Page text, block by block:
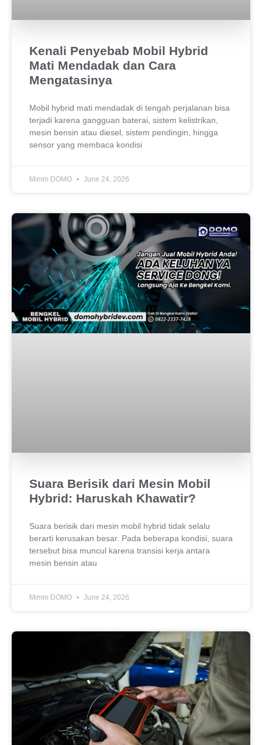
Kenali Penyebab Mobil Hybrid
Mati Mendadak dan Cara
Mengatasinya
Mobil hybrid mati mendadak di tengah perjalanan bisa
terjadi karena gangguan baterai, sistem kelistrikan,
mesin bensin atau diesel, sistem pendingin, hingga
sensor yang membaca kondisi
Mimin DOMO June 24, 2026
Suara Berisik dari Mesin Mobil
Hybrid: Haruskah Khawatir?
Suara berisik dari mesin mobil hybrid tidak selalu
berarti kerusakan besar. Pada beberapa kondisi, suara
tersebut bisa muncul karena transisi kerja antara
mesin bensin atau
Mimin DOMO June 24, 2026